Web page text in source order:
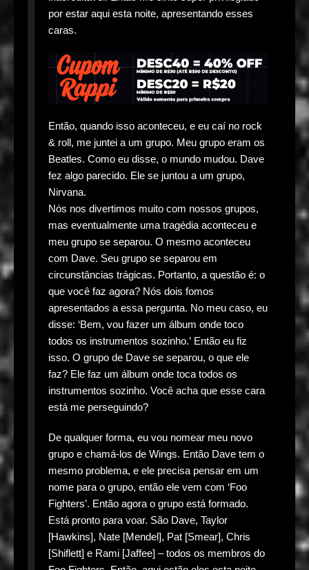
por estar aqui esta noite, apresentando esses
caras.
Então, quando isso aconteceu, e eu caí no rock
& roll, me juntei a um grupo. Meu grupo eram os
Beatles. Como eu disse, o mundo mudou. Dave
fez algo parecido. Ele se juntou a um grupo,
Nirvana.
Nós nos divertimos muito com nossos grupos,
mas eventualmente uma tragédia aconteceu e
meu grupo se separou. O mesmo aconteceu
com Dave. Seu grupo se separou em
circunstâncias trágicas. Portanto, a questão é: o
que você faz agora? Nós dois fomos
apresentados a essa pergunta. No meu caso, eu
disse: ‘Bem, vou fazer um álbum onde toco
todos os instrumentos sozinho.’ Então eu fiz
isso. O grupo de Dave se separou, o que ele
faz? Ele faz um álbum onde toca todos os
instrumentos sozinho. Você acha que esse cara
está me perseguindo?
De qualquer forma, eu vou nomear meu novo
grupo e chamá-los de Wings. Então Dave tem o
mesmo problema, e ele precisa pensar em um
nome para o grupo, então ele vem com ‘Foo
Fighters’. Então agora o grupo está formado.
Está pronto para voar. São Dave, Taylor
[Hawkins], Nate [Mendel], Pat [Smear], Chris
[Shiflett] e Rami [Jaffee] – todos os membros do